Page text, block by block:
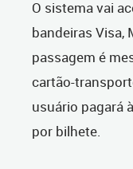
O sistema vai
bandeiras Visa,
passagem é
cartão-
usuário pagará
por bilhete.